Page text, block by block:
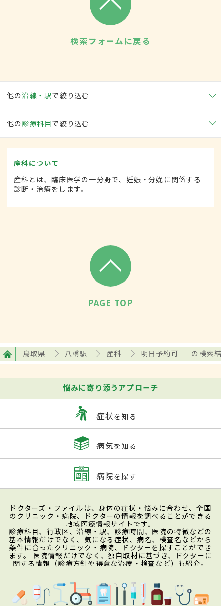
検索フォームに戻る
他の沿線・駅で絞り込む
他の 診療科目で絞り込む
産科について
産科とは、臨床医学の一分野で、妊娠・分娩に関係する
診断・治療をします。
PAGE TOP
鳥取県 八橋駅 産科 明日予約可 の検索
悩みに寄り添うアプローチ
症状を知る
病気を知る
病院を探す
ドクターズ・ファイルは、身体の症状・悩みに合わせ、全国
のクリニック・病院、ドクターの情報を調べることができる
地域医療情報サイトです。
診療科目、行政区、沿線・駅、診療時間、医院の特徴などの
基本情報だけでなく、気になる症状、病名、検査名などから
条件に合ったクリニック・病院、ドクターを探すことができ
ます。 医院情報だけでなく、独自取材に基づき、ドクターに
関する情報（診療方針や得意な治療・検査など）も紹介。